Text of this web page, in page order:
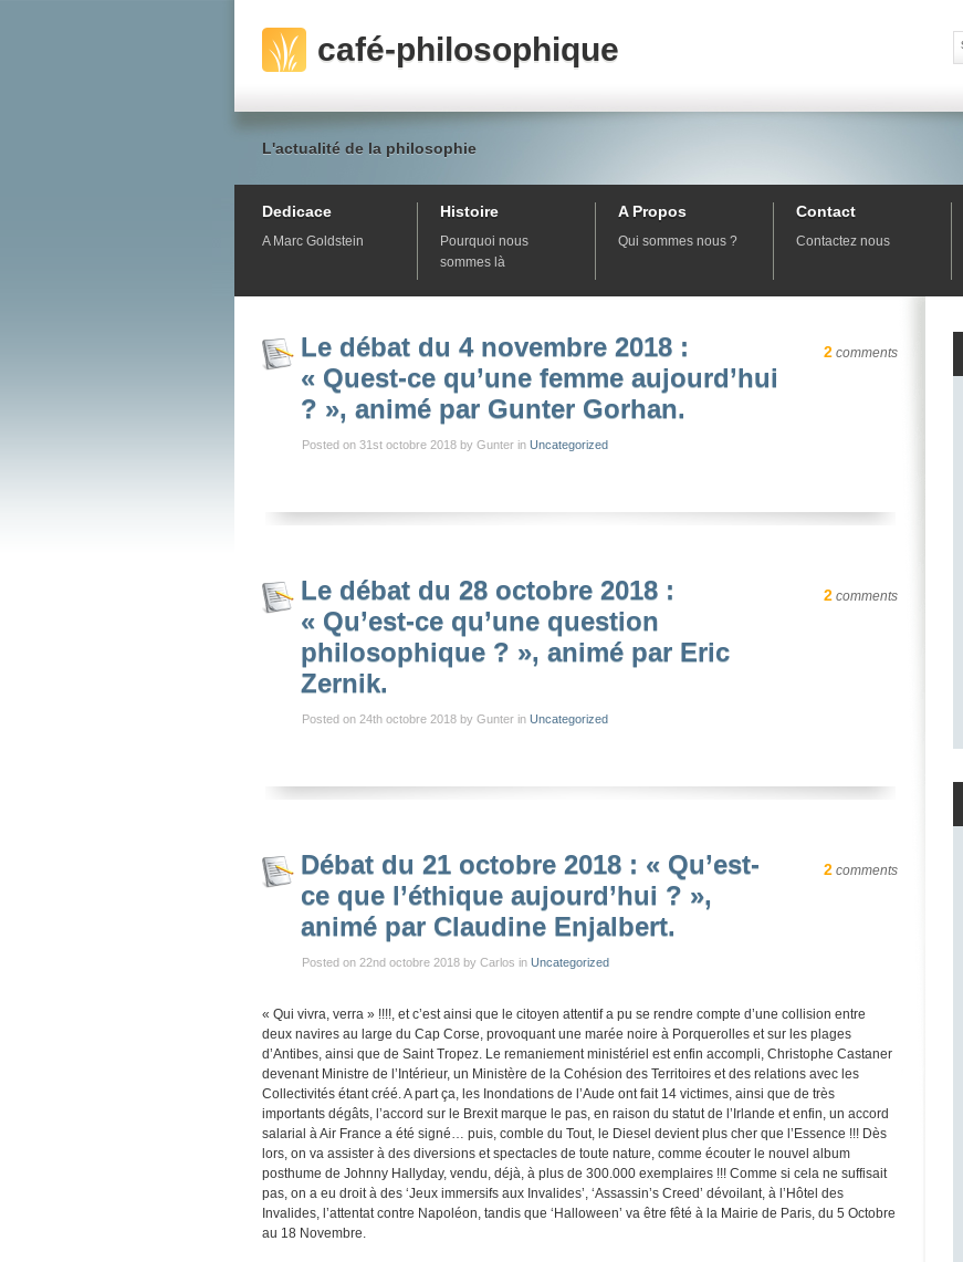
café-philosophique
L'actualité de la philosophie
Dedicace
A Marc Goldstein
Histoire
Pourquoi nous
sommes là
A Propos
Qui sommes nous ?
Contact
Contactez nous
Le débat du 4 novembre 2018 :
« Quest-ce qu’une femme aujourd’hui
? », animé par Gunter Gorhan.
2 comments
Posted on 31st octobre 2018 by Gunter in Uncategorized
Le débat du 28 octobre 2018 :
« Qu’est-ce qu’une question
philosophique ? », animé par Eric
Zernik.
2 comments
Posted on 24th octobre 2018 by Gunter in Uncategorized
Débat du 21 octobre 2018 : « Qu’est-
ce que l’éthique aujourd’hui ? »,
animé par Claudine Enjalbert.
2 comments
Posted on 22nd octobre 2018 by Carlos in Uncategorized
« Qui vivra, verra » !!!!, et c’est ainsi que le citoyen attentif a pu se rendre compte d’une collision entre
deux navires au large du Cap Corse, provoquant une marée noire à Porquerolles et sur les plages
d’Antibes, ainsi que de Saint Tropez. Le remaniement ministériel est enfin accompli, Christophe Castaner
devenant Ministre de l’Intérieur, un Ministère de la Cohésion des Territoires et des relations avec les
Collectivités étant créé. A part ça, les Inondations de l’Aude ont fait 14 victimes, ainsi que de très
importants dégâts, l’accord sur le Brexit marque le pas, en raison du statut de l’Irlande et enfin, un accord
salarial à Air France a été signé… puis, comble du Tout, le Diesel devient plus cher que l’Essence !!! Dès
lors, on va assister à des diversions et spectacles de toute nature, comme écouter le nouvel album
posthume de Johnny Hallyday, vendu, déjà, à plus de 300.000 exemplaires !!! Comme si cela ne suffisait
pas, on a eu droit à des ‘Jeux immersifs aux Invalides’, ‘Assassin’s Creed’ dévoilant, à l’Hôtel des
Invalides, l’attentat contre Napoléon, tandis que ‘Halloween’ va être fêté à la Mairie de Paris, du 5 Octobre
au 18 Novembre.